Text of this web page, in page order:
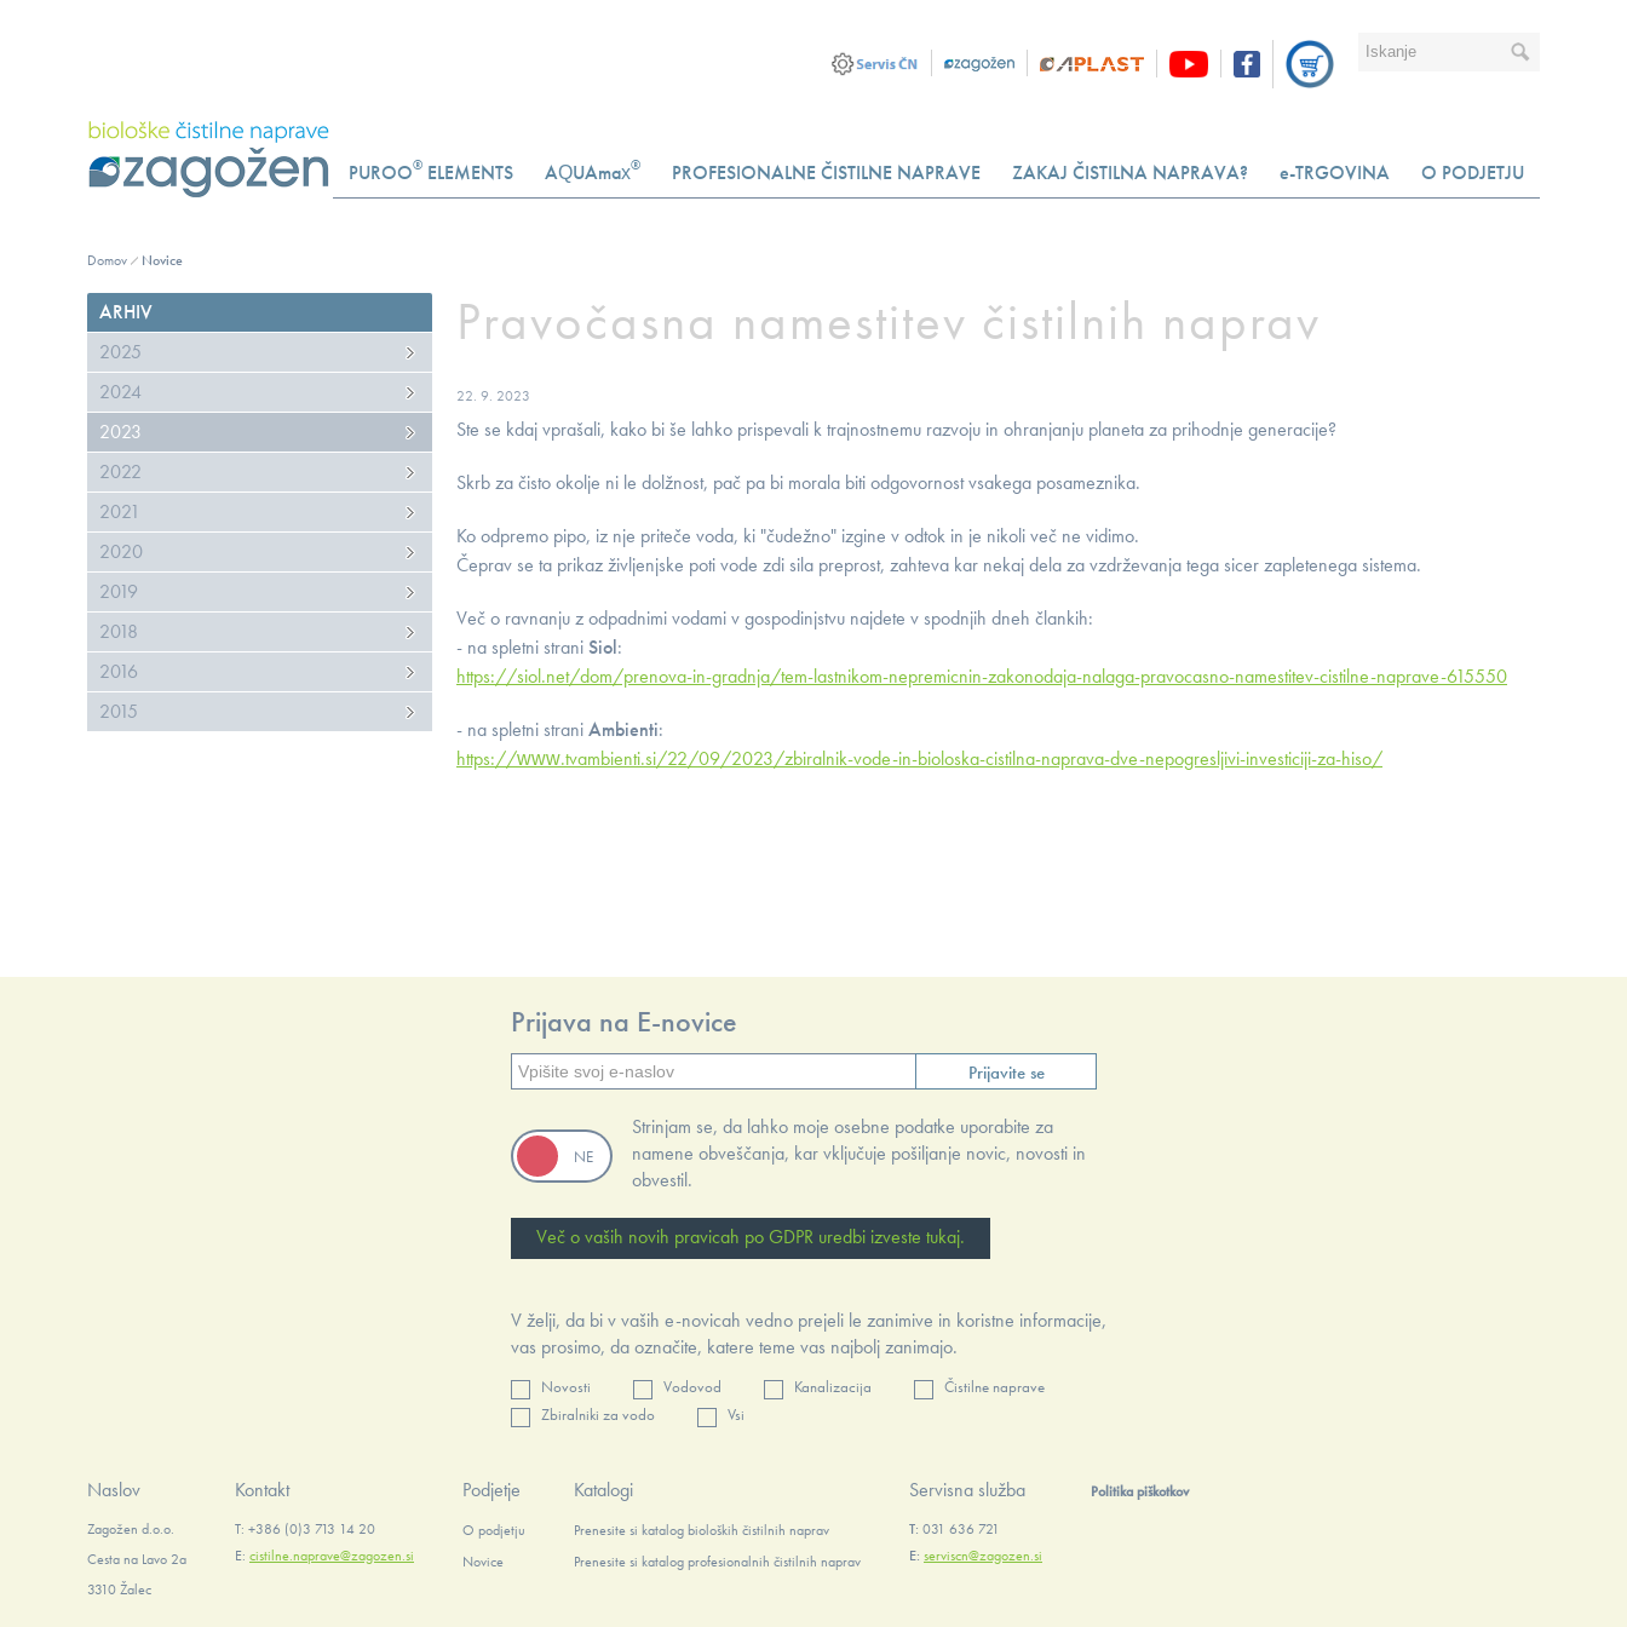
PUROO® ELEMENTS AQUAmax® PROFESIONALNE ČISTILNE NAPRAVE ZAKAJ ČISTILNA NAPRAVA? e-TRGOVINA O PODJETJU
Domov Novice
Pravočasna namestitev čistilnih naprav
22. 9. 2023
Ste se kdaj vprašali, kako bi še lahko prispevali k trajnostnemu razvoju in ohranjanju planeta za prihodnje generacije?
Skrb za čisto okolje ni le dolžnost, pač pa bi morala biti odgovornost vsakega posameznika.
Ko odpremo pipo, iz nje priteče voda, ki "čudežno" izgine v odtok in je nikoli več ne vidimo.
Čeprav se ta prikaz življenjske poti vode zdi sila preprost, zahteva kar nekaj dela za vzdrževanja tega sicer zapletenega sistema.
Več o ravnanju z odpadnimi vodami v gospodinjstvu najdete v spodnjih dneh člankih:
- na spletni straniSiol:
https://siol.net/dom/prenova-in-gradnja/tem-lastnikom-nepremicnin-zakonodaja-nalaga-pravocasno-namestitev-cistilne-naprave-615550
- na spletni straniAmbienti:
https://www.tvambienti.si/22/09/2023/zbiralnik-vode-in-bioloska-cistilna-naprava-dve-nepogresljivi-investiciji-za-hiso/
ARHIV
2025
2024
2023
2022
2021
2020
2019
2018
2016
2015
Prijava na E-novice
Prijavite se
Strinjam se, da lahko moje osebne podatke uporabite za
namene obveščanja, kar vključuje pošiljanje novic, novosti in
obvestil.
Več o vaših novih pravicah po GDPR uredbi izveste tukaj.
V želji, da bi v vaših e-novicah vedno prejeli le zanimive in koristne informacije,
vas prosimo, da označite, katere teme vas najbolj zanimajo.
Novosti Vodovod Kanalizacija
Čistilne naprave
Zbiralniki za vodo
Vsi
Naslov
Zagožen d.o.o.
Cesta na Lavo 2a
3310 Žalec
Kontakt
T: +386 (0)3 713 14 20
E: cistilne.naprave@zagozen.si
Podjetje
O podjetju
Novice
Katalogi
Prenesite si katalog bioloških čistilnih naprav
Prenesite si katalog profesionalnih čistilnih naprav
Servisna služba
T: 031 636 721
E: serviscn@zagozen.si
Politika piškotkov